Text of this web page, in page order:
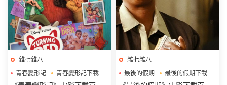
雜七雜八
青春變形記
青春變形記下載
青春變形記電影下載
雜七雜八
最後的假期
最後的假期下載
最後的假期電影下載